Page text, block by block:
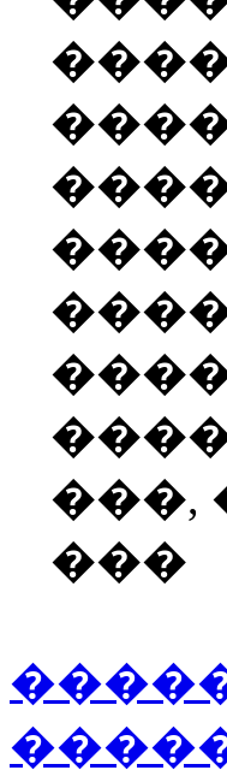
���,
���